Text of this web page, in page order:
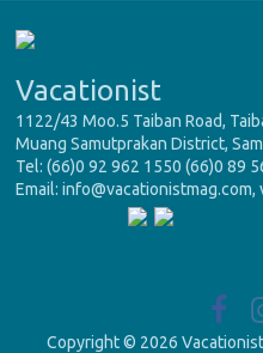
Vacationist
1122/43 Moo.5 Taiban Road,
Muang Samutprakan District,
Tel: (66)0 92 962 1550 (66)0 89
Email:
Copyright © 2026